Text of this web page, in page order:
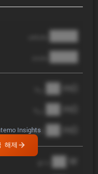
████
████
██ mΩ
██ mΩ
DCIR ██ mΩ
██ W
Insights
해제